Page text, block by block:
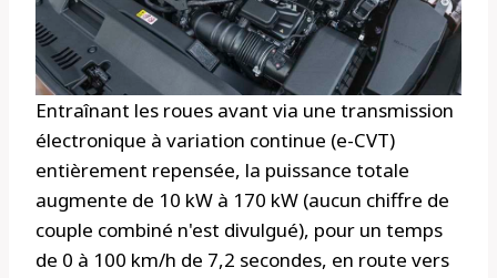
Entraînant les roues avant via une transmission
électronique à variation continue (e-CVT)
entièrement repensée, la puissance totale
augmente de 10 kW à 170 kW (aucun chiffre de
couple combiné n'est divulgué), pour un temps
de 0 à 100 km/h de 7,2 secondes, en route vers